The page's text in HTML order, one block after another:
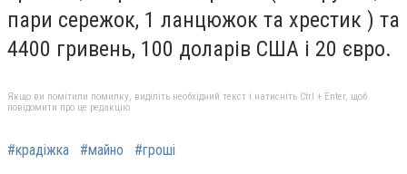
пари сережок, 1 ланцюжок та хрестик ) та
4400 гривень, 100 доларів США і 20 євро.
Якщо ви помітили помилку, виділіть необхідний текст і натисніть Ctrl + Enter, щоб
повідомити про це редакцію
#крадіжка #майно #гроші